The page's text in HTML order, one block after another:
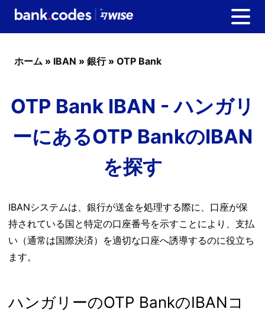
ホーム » IBAN » 銀行» OTP Bank
OTP Bank IBAN - ハンガリ
ーにあるOTP BankのIBAN
を探す
IBANシステムは、銀行が送金を処理する際に、口座が保
持されている国と特定の口座番号を示すことにより、支払
い（通常は国際決済）を適切な口座へ誘導するのに役立ち
ます。
ハンガリーのOTP BankのIBANコ